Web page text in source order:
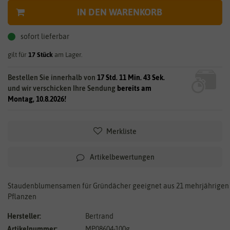
IN DEN WARENKORB
sofort lieferbar
gilt für 17 Stück am Lager.
Bestellen Sie innerhalb von 17 Std. 11 Min. 43 Sek.
und wir verschicken Ihre Sendung bereits am
Montag, 10.8.2026!
Merkliste
Artikelbewertungen
Staudenblumensamen für Gründächer geeignet aus 21 mehrjährigen
Pflanzen
Hersteller:
Bertrand